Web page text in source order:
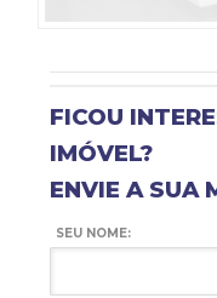
FICOU
IMÓVEL?
ENVIE A SUA
SEU NOME: